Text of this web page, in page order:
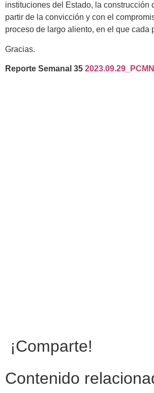
instituciones del Estado, la construcción
partir de la convicción y con el
proceso de largo aliento, en el que cada
Gracias.
Reporte Semanal 35
¡Comparte!
Contenido